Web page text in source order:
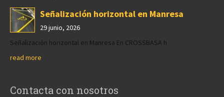
Señalización horizontal en Manresa
29 junio, 2026
Señalización horizontal en Manresa En CROSSBASA h
read more
Contacta con nosotros